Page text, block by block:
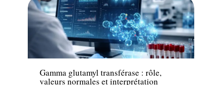
Santé
Gamma glutamyl transférase : rôle,
valeurs normales et interprétation